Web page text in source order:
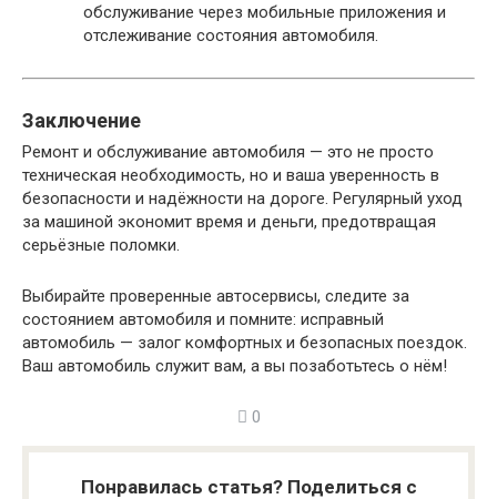
обслуживание через мобильные приложения и
отслеживание состояния автомобиля.
Заключение
Ремонт и обслуживание автомобиля — это не просто
техническая необходимость, но и ваша уверенность в
безопасности и надёжности на дороге. Регулярный уход
за машиной экономит время и деньги, предотвращая
серьёзные поломки.
Выбирайте проверенные автосервисы, следите за
состоянием автомобиля и помните: исправный
автомобиль — залог комфортных и безопасных поездок.
Ваш автомобиль служит вам, а вы позаботьтесь о нём!
0
Понравилась статья? Поделиться с